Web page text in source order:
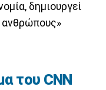
δημιουργεί
ανθρώπους»
του CNN